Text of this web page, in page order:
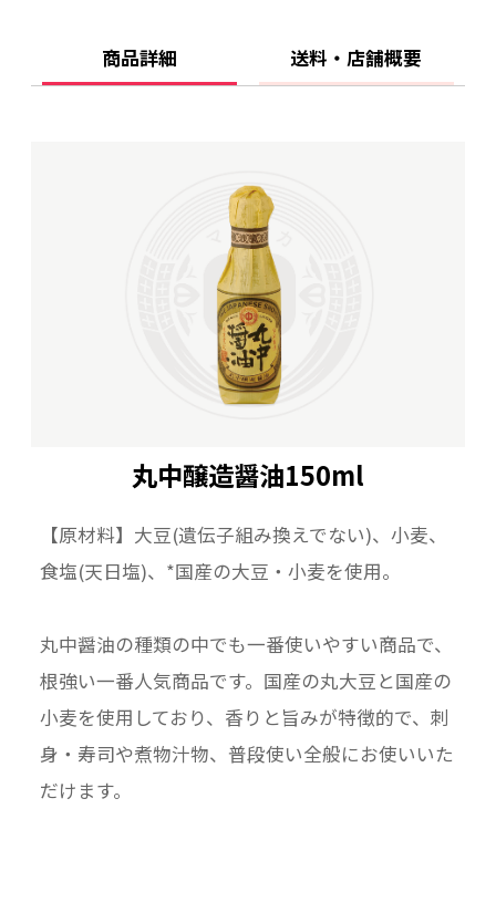
商品詳細 送料・店舗概要
丸中醸造醤油150ml
【原材料】大豆(遺伝子組み換えでない)、小麦、
食塩(天日塩)、*国産の大豆・小麦を使用。
丸中醤油の種類の中でも一番使いやすい商品で、
根強い一番人気商品です。国産の丸大豆と国産の
小麦を使用しており、香りと旨みが特徴的で、刺
身・寿司や煮物汁物、普段使い全般にお使いいた
だけます。